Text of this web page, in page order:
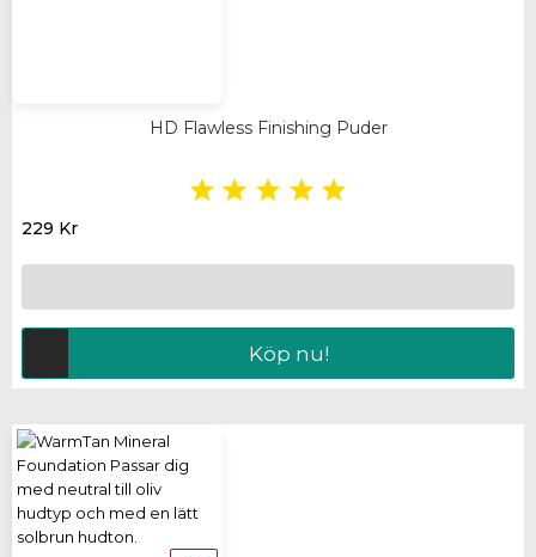
HD Flawless Finishing Puder
    
229 Kr
Köp nu!